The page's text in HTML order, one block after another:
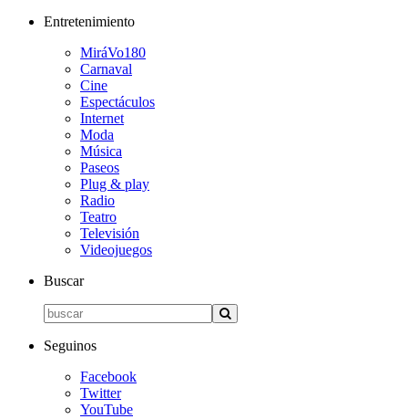
Entretenimiento
MiráVo180
Carnaval
Cine
Espectáculos
Internet
Moda
Música
Paseos
Plug & play
Radio
Teatro
Televisión
Videojuegos
Buscar
Seguinos
Facebook
Twitter
YouTube